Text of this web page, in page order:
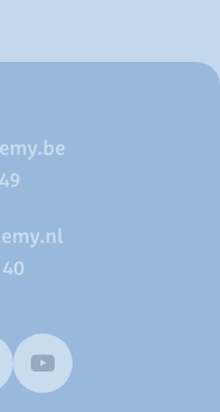
40
Youtube